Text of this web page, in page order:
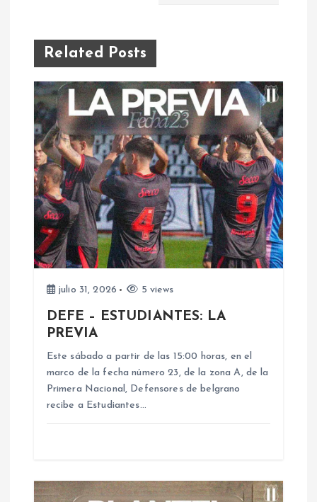
g
a
c
ó
n
d
d
Related Posts
julio 31, 2026 5 views
DEFE – ESTUDIANTES: LA
PREVIA
Este sábado a partir de las 15:00 horas, en el
marco de la fecha número 23, de la zona A, de la
Primera Nacional, Defensores de belgrano
recibe a Estudiantes…